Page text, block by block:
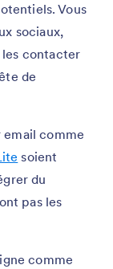
Vous
sociaux,
contacter
de
email comme
soient
du
pas les
comme